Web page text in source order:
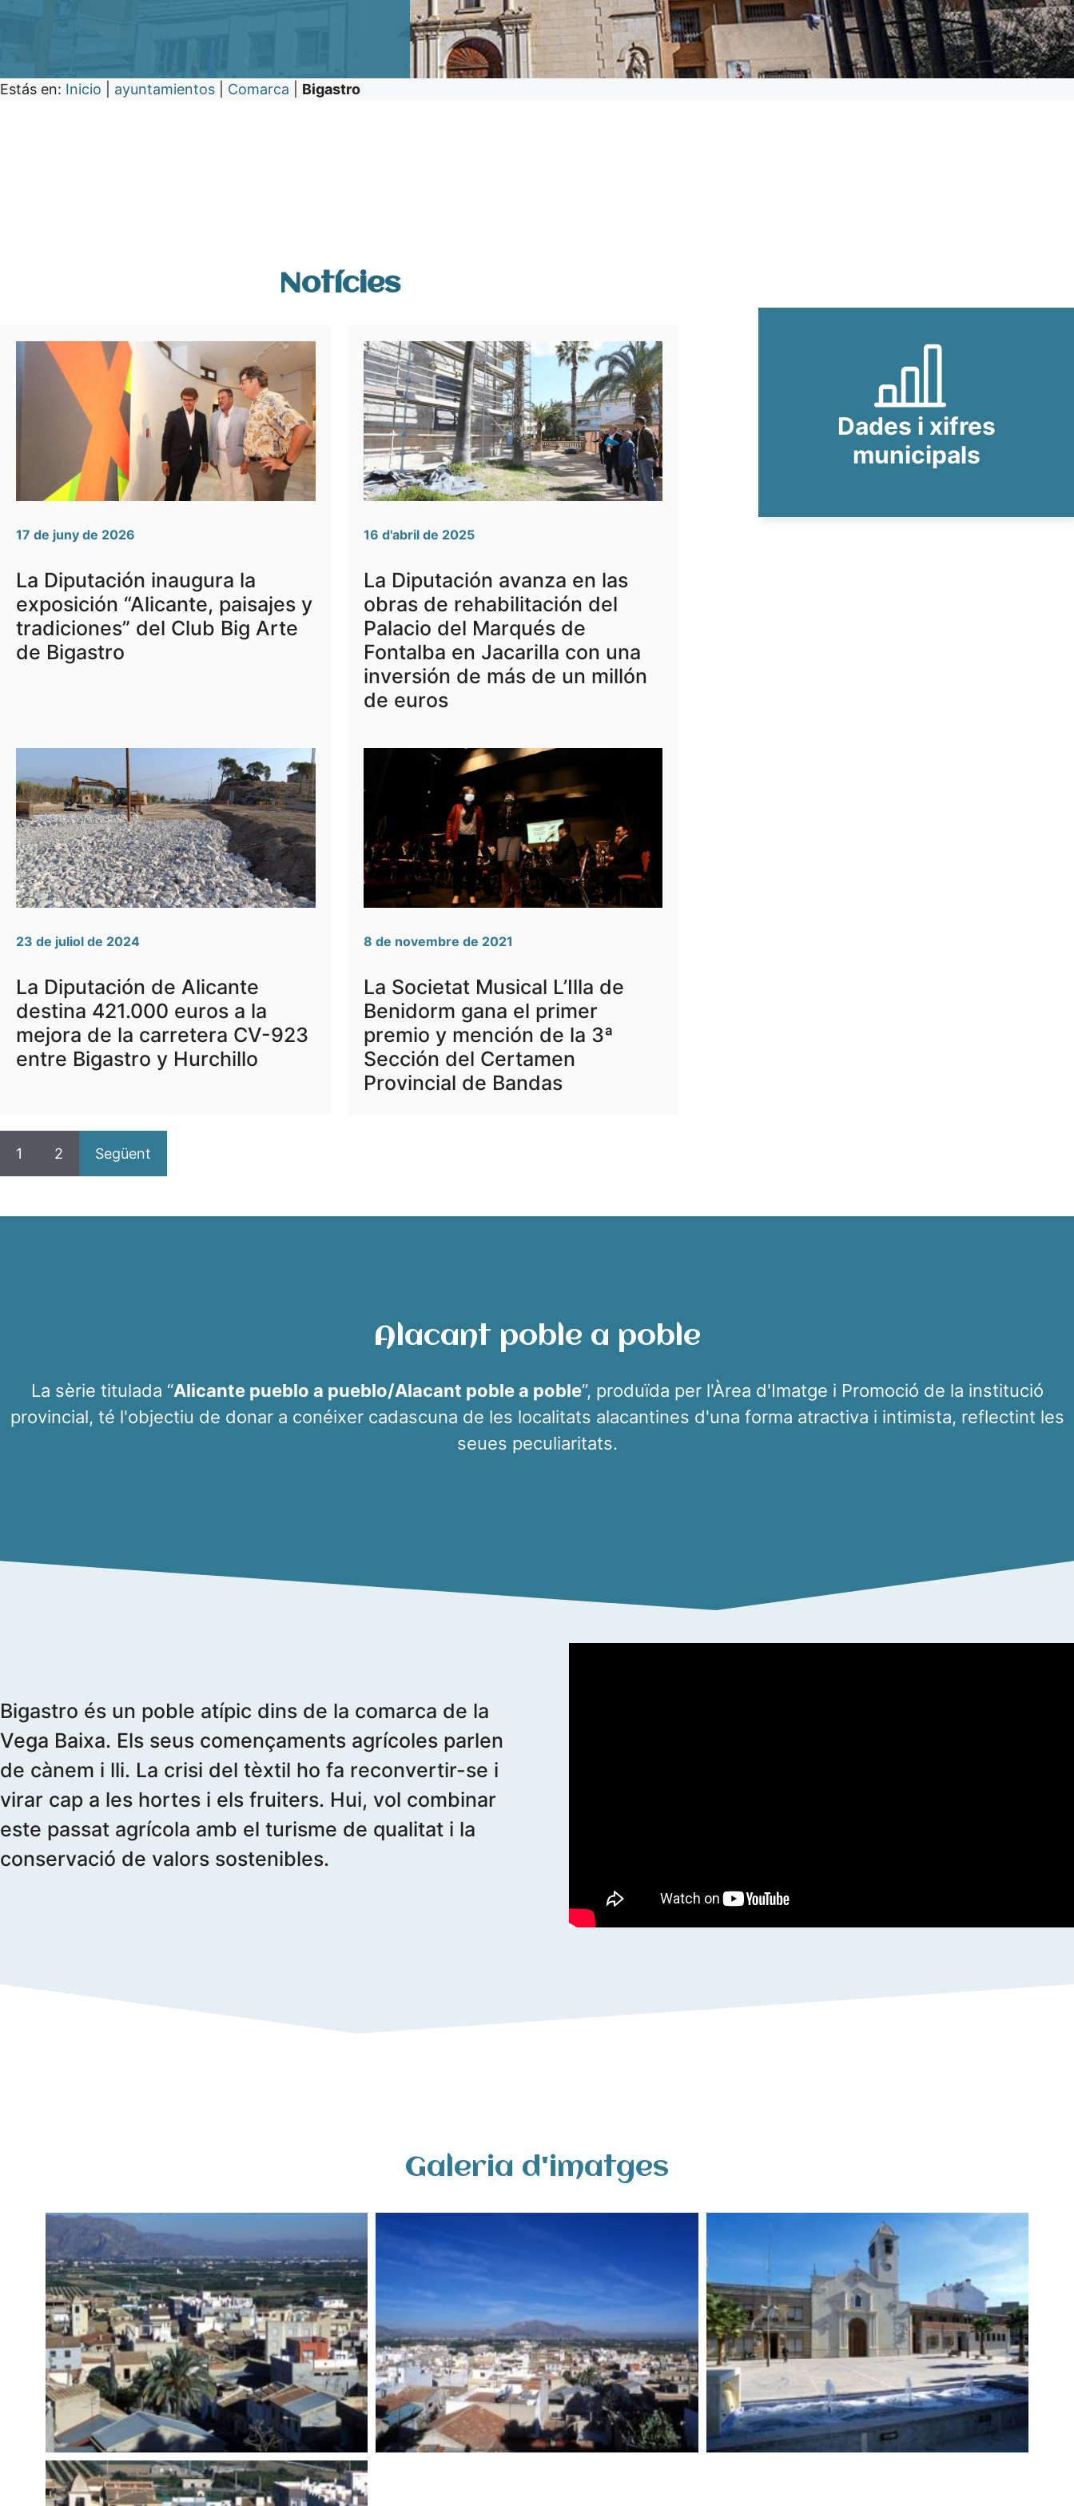
Estás en: Inicio ayuntamientos Comarca Bigastro
Notícies
17 de juny de 2026
La Diputación inaugura la
exposición “Alicante, paisajes y
tradiciones” del Club Big Arte
de Bigastro
16 d'abril de 2025
La Diputación avanza en las
obras de rehabilitación del
Palacio del Marqués de
Fontalba en Jacarilla con una
inversión de más de un millón
de euros
23 de juliol de 2024
La Diputación de Alicante
destina 421.000 euros a la
mejora de la carretera CV-923
entre Bigastro y Hurchillo
8 de novembre de 2021
La Societat Musical L’Illa de
Benidorm gana el primer
premio y mención de la 3ª
Sección del Certamen
Provincial de Bandas
1 2 Següent
Dades i xifres
municipals
Alacant poble a poble
La sèrie titulada “Alicante pueblo a pueblo/Alacant poble a poble”, produïda per l'Àrea d'Imatge i Promoció de la institució
provincial, té l'objectiu de donar a conéixer cadascuna de les localitats alacantines d'una forma atractiva i intimista, reflectint les
seues peculiaritats.
Bigastro és un poble atípic dins de la comarca de la
Vega Baixa. Els seus començaments agrícoles parlen
de cànem i lli. La crisi del tèxtil ho fa reconvertir-se i
virar cap a les hortes i els fruiters. Hui, vol combinar
este passat agrícola amb el turisme de qualitat i la
conservació de valors sostenibles.
Galeria d'imatges